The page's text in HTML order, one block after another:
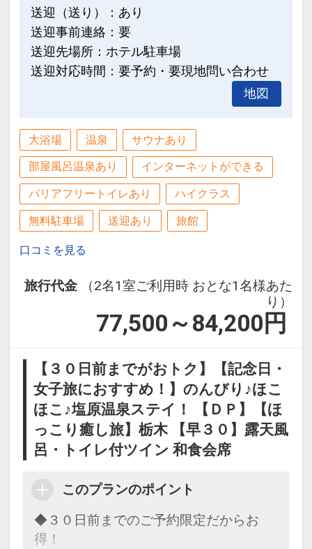
限定で、フルボトルワイン1本付 ※滞在
中1回
※ご予約時に「お問合せ・ご要望等メ
モ」欄、またはご予約後「マイページ」
記念日特色
●宿泊日の前後1週間にお誕生日・記念
日・慶寿を迎える方に記念品をご用意
※事前にご予約が必要です。
※ご予約時に「お問合せ・ご要望等メ
モ」欄、またはご予約後「マイページ」
等）をご記入ください。
※当日に記念日の証明になるものをご持
参ください。
※旅行代金に含まれます。
設定期間：2026年4月1日～2026年9月
30日
インターネットコース番号：DP-1-
17544337
送迎（送り）：あり
送迎事前連絡：要
送迎先場所：ホテル駐車場
送迎対応時間：要予約・要現地問い合わせ
地図
大浴場 温泉 サウナあり
部屋風呂温泉あり インターネットができる
バリアフリートイレあり ハイクラス
無料駐車場 送迎あり 旅館
口コミを見る
旅行代金
（2名1室ご利用時 おとな1名様あた
り）
77,500～84,200 円
【３０日前までがおトク】【記念日・
女子旅におすすめ！】のんびり♪ほこ
ほこ♪塩原温泉ステイ！ 【ＤＰ】【ほ
っこり癒し旅】栃木 【早３０】露天風
呂・トイレ付ツイン 和食会席
このプランのポイント
◆３０日前までのご予約限定だからお
得！